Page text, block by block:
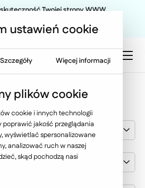
Twojej strony WWW
ustawień cookie
Szczegóły Więcej informacji
plików cookie
cookie i innych technologii
poprawić jakość przeglądania
wyświetlać spersonalizowane
analizować ruch w naszej
skąd pochodzą nasi